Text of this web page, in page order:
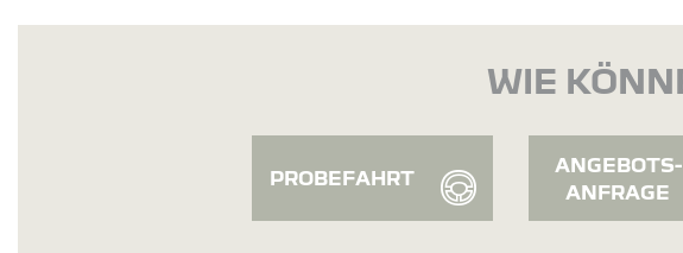
WIE
PROBEFAHRT
ANGEBOTS-
ANFRAGE